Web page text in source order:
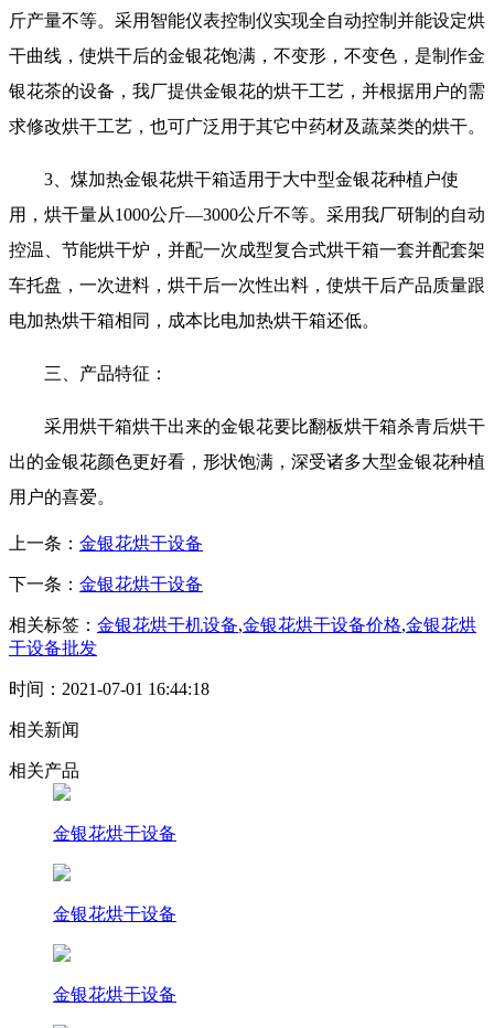
斤产量不等。采用智能仪表控制仪实现全自动控制并能设定烘
干曲线，使烘干后的金银花饱满，不变形，不变色，是制作金
银花茶的设备，我厂提供金银花的烘干工艺，并根据用户的需
求修改烘干工艺，也可广泛用于其它中药材及蔬菜类的烘干。
3、煤加热金银花烘干箱适用于大中型金银花种植户使
用，烘干量从1000公斤—3000公斤不等。采用我厂研制的自动
控温、节能烘干炉，并配一次成型复合式烘干箱一套并配套架
车托盘，一次进料，烘干后一次性出料，使烘干后产品质量跟
电加热烘干箱相同，成本比电加热烘干箱还低。
三、产品特征：
采用烘干箱烘干出来的金银花要比翻板烘干箱杀青后烘干
出的金银花颜色更好看，形状饱满，深受诸多大型金银花种植
用户的喜爱。
上一条： 金银花烘干设备
下一条： 金银花烘干设备
相关标签： 金银花烘干机设备,金银花烘干设备价格,金银花烘
干设备批发
时间：2021-07-01 16:44:18
相关新闻
相关产品
金银花烘干设备
金银花烘干设备
金银花烘干设备